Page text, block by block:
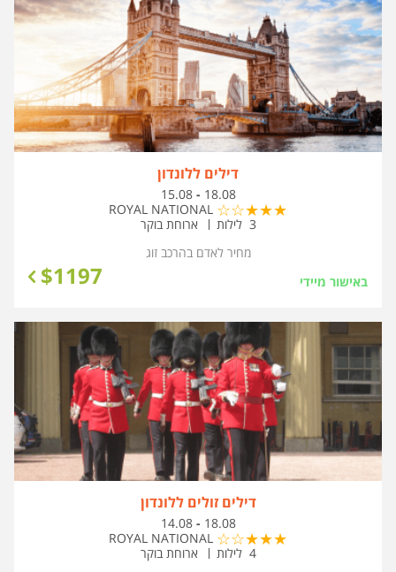
דילים ללונדון
בין
התאריכים,
15.08 - 18.08
ROYAL NATIONAL
3 לילות
ארוחת בוקר
באישור מיידי $1197
מחיר לאדם בהרכבזוג
דילים זולים ללונדון
בין
התאריכים,
14.08 - 18.08
ROYAL NATIONAL
4 לילות
ארוחת בוקר